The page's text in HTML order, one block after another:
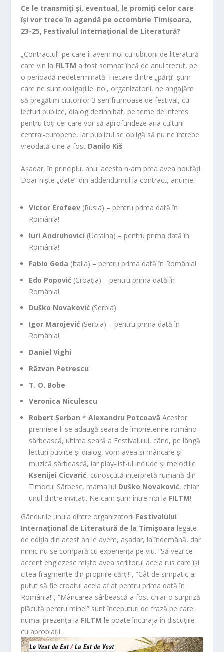
Ce le transmiți și, eventual, le promiți celor care
își vor trece în agendă pe octombrie Timișoara,
23-25, Festivalul Internațional de Literatură?
„Contractul” pe care îl avem noi cu iubitorii de literatură
care vin la FILTM a fost semnat încă de anul trecut, pe
o perioadă nedeterminată. Fiecare dintre „părți” știm
care ne sunt obligațiile: noi, organizatorii, ne angajăm
să pregătim cititorilor 3 seri frumoase de festival, cu
lecturi publice, dialog dezinhibat, pe teme de interes
pentru toți cei care vor să aprofundeze aria culturii
central-europene, iar publicul se obligă să nu ne întrebe
vreodată cine a fost Danilo Kiš.
Așadar, în principiu, anul acesta n-am prea avea noutăți.
Doar niște „date” din addendumul la contract, anume:
Victor Erofeev (Rusia) – pentru prima dată în
România!
Iuri Andruhovici (Ucraina) – pentru prima dată în
România!
Fabio Geda (Italia) – pentru prima dată în România!
Edo Popović (Croația) – pentru prima dată în
România!
Duško Novaković (Serbia)
Igor Marojević (Serbia) – pentru prima dată în
România!
Daniel Vighi
Răzvan Petrescu
T. O. Bobe
Veronica Niculescu
Robert Șerban *Alexandru Potcoavă Acestor
premiere li se adaugă seara de împrietenire româno-
sârbească, ultima seară a Festivalului, când, pe lângă
lecturi publice și dialog, vom avea și mâncare și
muzică sârbească, iar play-list-ul include și melodiile
Ksenijei Cicvarić, cunoscută interpretă rumană din
Timocul Sârbesc, mama lui Duško Novaković, chiar
unul dintre invitați. Ne cam știm între noi la FILTM!
Gândurile unuia dintre organizatorii Festivalului
Internațional de Literatură de la Timișoara legate
de ediția din acest an le avem, așadar, la îndemână, dar
nimic nu se compară cu experiența pe viu. “Să vezi ce
accent englezesc mișto avea scriitorul acela rus care își
citea fragmente din propriile cărți!“, “Cât de simpatic a
putut să fie croatul acela aflat pentru prima dată în
România!”, “Mâncarea sârbească a fost chiar o surpriză
plăcută pentru mine!” sunt începuturi de frază pe care
numai prezența la FILTM le poate încuraja în discuțiile
cu apropiații.